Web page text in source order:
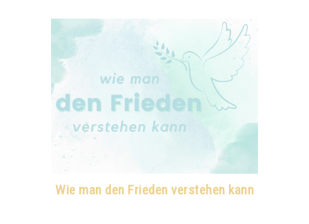
Wie man den Frieden verstehen kann